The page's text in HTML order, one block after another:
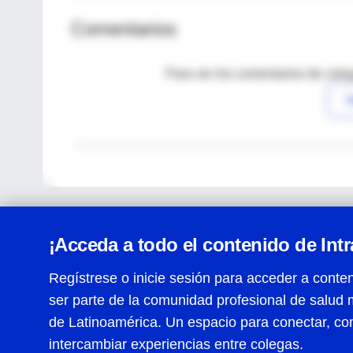
Comentarios
Para ver los comentarios de
¡Acceda a todo el contenido de
Regístrese o inicie sesión para acceder a
ser parte de la comunidad profesional de salud
de Latinoamérica. Un espacio para conectar,
intercambiar experiencias entre colegas.
Centro de Ayuda
Términos y condiciones| Políticas de privacidad